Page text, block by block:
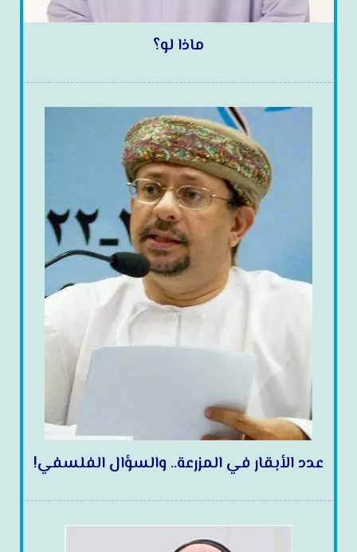
ماذا لو؟
عدد الأبقار في المزرعة.. والسؤال الفلسفي!